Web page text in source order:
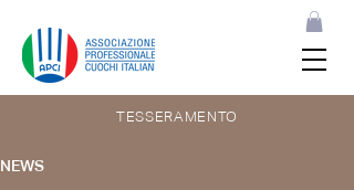
TESSERAMENTO
NEWS